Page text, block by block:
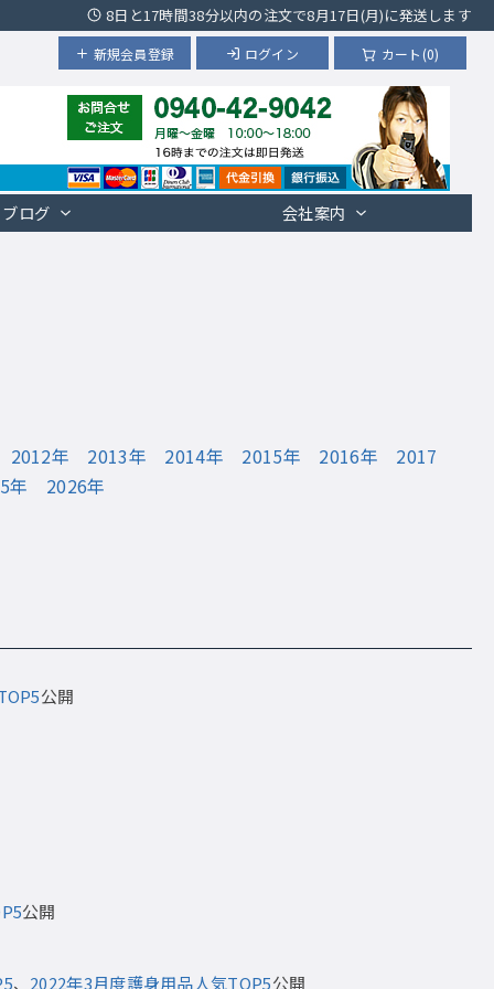
8日と17時間38分以内の注文で8月17日(月)に発送します
カート(0)
ログイン
新規会員登録
ブログ 会社案内
2012年 2013年 2014年 2015年 2016年
2017
年 2026年
公開
公開
、 2022年3月度護身用品人気TOP5公開